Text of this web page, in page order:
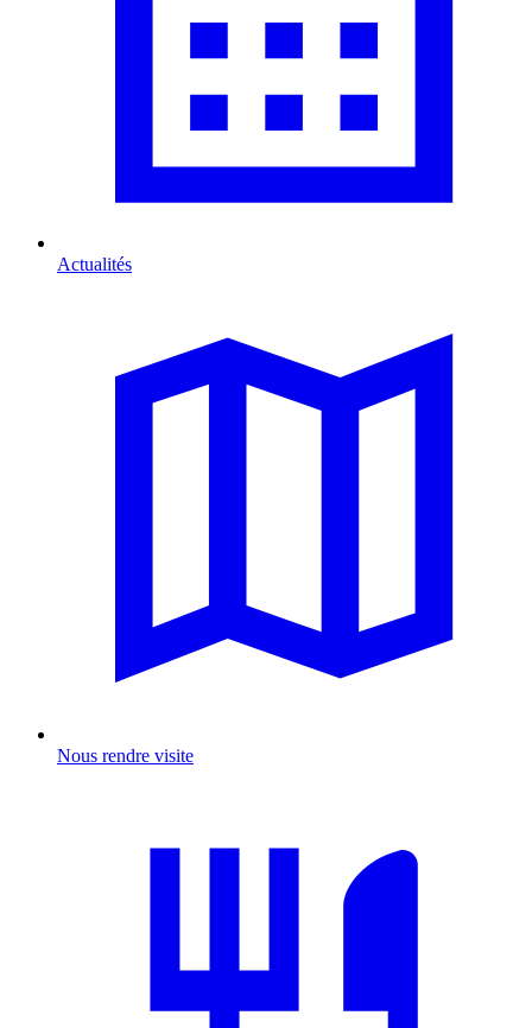
Actualités
Nous rendre visite